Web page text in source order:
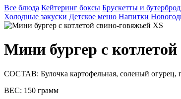
Все блюда Кейтеринг боксы Брускетты и
Холодные закуски Детское меню Напитки
Мини бургер с
СОСТАВ: Булочка картофельная, соленый огурец,
ВЕС: 150 грамм